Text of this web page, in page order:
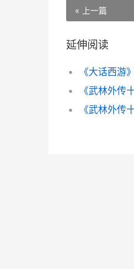
« 上一篇
延伸阅读